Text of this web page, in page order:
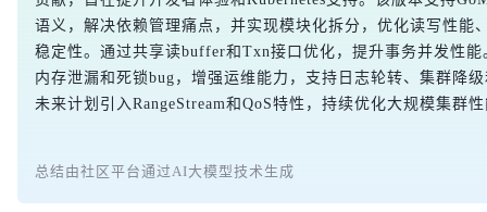
语义，解决依赖管理痛点，并实现模块化拆分，优化读写性能
稳定性。通过共享读buffer和Txn接口优化，提升事务并发性能
内存泄漏和死锁bug，增强运维能力，支持日志轮转、集群降
未来计划引入RangeStream和QoS特性，持续优化大规模集群
总结由社区平台通过AI大模型技术生成